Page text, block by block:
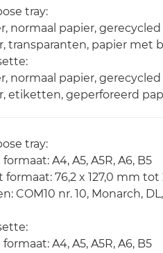
tray:
normaal papier,
transparanten, papier met
normaal papier,
etiketten, geperforeerd
tray:
A4, A5, A5R, A6, B5
76,2 x 127,0 mm tot
COM10 nr. 10, Monarch,
A4, A5, A5R, A6, B5